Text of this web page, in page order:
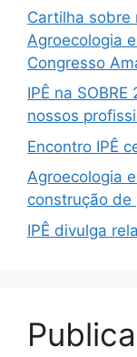
Cartilha sobre
Agroecologia
Congresso
IPÊ na
nossos
Encontro IPÊ
Agroecologia
construção de
IPÊ divulga